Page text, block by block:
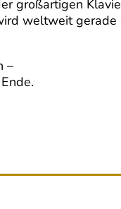
großartigen
weltweit
–